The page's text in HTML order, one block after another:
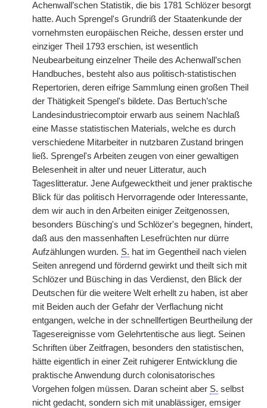
Achenwall’schen Statistik, die bis 1781 Schlözer besorgt
hatte. Auch Sprengel's Grundriß der Staatenkunde der
vornehmsten europäischen Reiche, dessen erster und
einziger Theil 1793 erschien, ist wesentlich
Neubearbeitung einzelner Theile des Achenwall’schen
Handbuches, besteht also aus politisch-statistischen
Repertorien, deren eifrige Sammlung einen großen Theil
der Thätigkeit Spengel's bildete. Das Bertuch’sche
Landesindustriecomptoir erwarb aus seinem Nachlaß
eine Masse statistischen Materials, welche es durch
verschiedene Mitarbeiter in nutzbaren Zustand bringen
ließ. Sprengel's Arbeiten zeugen von einer gewaltigen
Belesenheit in alter und neuer Litteratur, auch
Tageslitteratur. Jene Aufgewecktheit und jener praktische
Blick für das politisch Hervorragende oder Interessante,
dem wir auch in den Arbeiten einiger Zeitgenossen,
besonders Büsching's und Schlözer's begegnen, hindert,
daß aus den massenhaften Lesefrüchten nur dürre
Aufzählungen wurden. S. hat im Gegentheil nach vielen
Seiten anregend und fördernd gewirkt und theilt sich mit
Schlözer und Büsching in das Verdienst, den Blick der
Deutschen für die weitere Welt erhellt zu haben, ist aber
mit Beiden auch der Gefahr der Verflachung nicht
entgangen, welche in der schnellfertigen Beurtheilung der
Tagesereignisse vom Gelehrtentische aus liegt. Seinen
Schriften über Zeitfragen, besonders den statistischen,
hätte eigentlich in einer Zeit ruhigerer Entwicklung die
praktische Anwendung durch colonisatorisches
Vorgehen folgen müssen. Daran scheint aber S. selbst
nicht gedacht, sondern sich mit unablässiger, emsiger